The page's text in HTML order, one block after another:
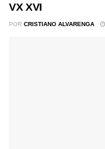
VX XVI
POR CRISTIANO ALVARENGA